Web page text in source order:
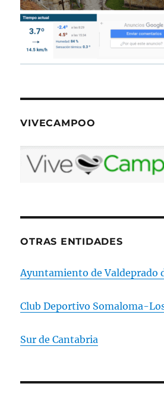
VIVECAMPOO
OTRAS ENTIDADES
Ayuntamiento de Valdeprado
Club Deportivo Somaloma-
Sur de Cantabria